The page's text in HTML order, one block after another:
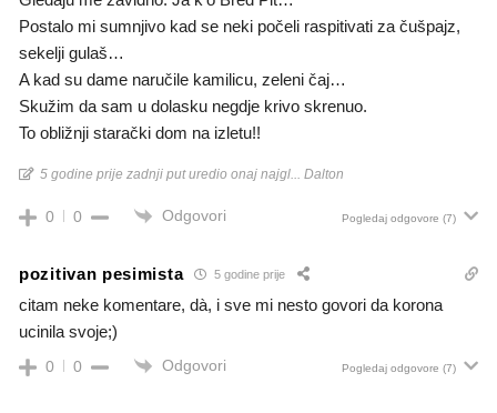
Postalo mi sumnjivo kad se neki počeli raspitivati za čušpajz,
sekelji gulaš…
A kad su dame naručile kamilicu, zeleni čaj…
Skužim da sam u dolasku negdje krivo skrenuo.
To obližnji starački dom na izletu!!
5 godine prije zadnji put uredio onaj najgl... Dalton
0 0 Odgovori Pogledaj odgovore (7)
pozitivan pesimista 5 godine prije
citam neke komentare, dà, i sve mi nesto govori da korona
ucinila svoje;)
0 0 Odgovori Pogledaj odgovore (7)